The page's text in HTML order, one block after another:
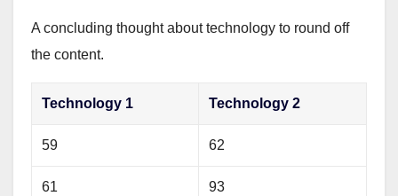
A concluding thought about technology to round off
the content.
Technology 1 Technology 2
59 62
61 93